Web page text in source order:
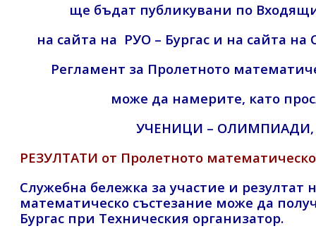
ще бъдат публикувани по
на сайта на РУО – Бургас и на сайта на
Регламент за Пролетното
може да намерите, като
УЧЕНИЦИ – ОЛИМПИАДИ,
РЕЗУЛТАТИ от Пролетното математическо
Служебна бележка за участие и резултат
математическо състезание може да
Бургас при Техническия организатор.